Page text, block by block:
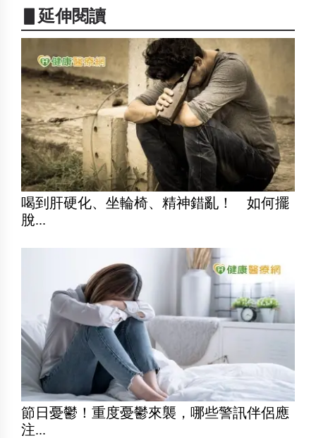
▋延伸閱讀
喝到肝硬化、坐輪椅、精神錯亂！ 如何擺
脫...
節日憂鬱！重度憂鬱來襲，哪些警訊伴侶應
注...